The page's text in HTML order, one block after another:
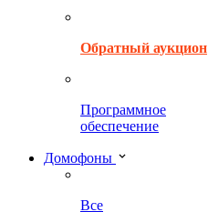
Обратный аукцион
Программное
обеспечение
Домофоны
Все